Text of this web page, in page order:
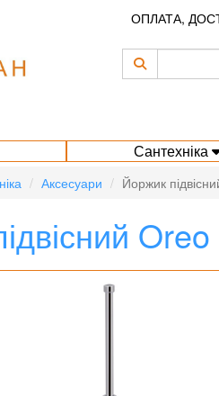
ОПЛАТА,
Сантехніка
Аксесуари Йоржик